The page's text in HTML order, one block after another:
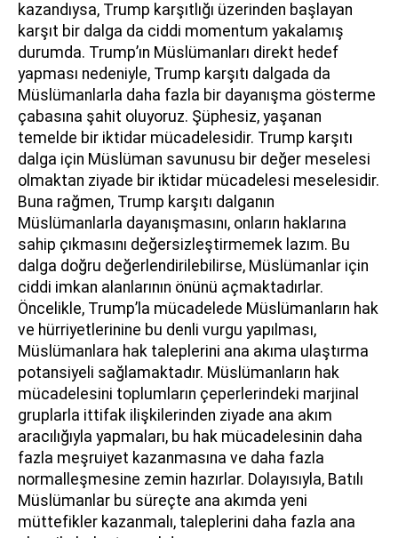
kazandıysa, Trump karşıtlığı üzerinden başlayan
karşıt bir dalga da ciddi momentum yakalamış
durumda. Trump’ın Müslümanları direkt hedef
yapması nedeniyle, Trump karşıtı dalgada da
Müslümanlarla daha fazla bir dayanışma gösterme
çabasına şahit oluyoruz. Şüphesiz, yaşanan
temelde bir iktidar mücadelesidir. Trump karşıtı
dalga için Müslüman savunusu bir değer meselesi
olmaktan ziyade bir iktidar mücadelesi meselesidir.
Buna rağmen, Trump karşıtı dalganın
Müslümanlarla dayanışmasını, onların haklarına
sahip çıkmasını değersizleştirmemek lazım. Bu
dalga doğru değerlendirilebilirse, Müslümanlar için
ciddi imkan alanlarının önünü açmaktadırlar.
Öncelikle, Trump’la mücadelede Müslümanların hak
ve hürriyetlerinine bu denli vurgu yapılması,
Müslümanlara hak taleplerini ana akıma ulaştırma
potansiyeli sağlamaktadır. Müslümanların hak
mücadelesini toplumların çeperlerindeki marjinal
gruplarla ittifak ilişkilerinden ziyade ana akım
aracılığıyla yapmaları, bu hak mücadelesinin daha
fazla meşruiyet kazanmasına ve daha fazla
normalleşmesine zemin hazırlar. Dolayısıyla, Batılı
Müslümanlar bu süreçte ana akımda yeni
müttefikler kazanmalı, taleplerini daha fazla ana